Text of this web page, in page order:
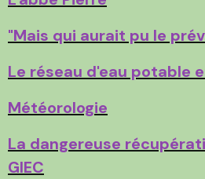
"Mais qui aurait pu le
Le réseau d'eau potable
Météorologie
La dangereuse
GIEC